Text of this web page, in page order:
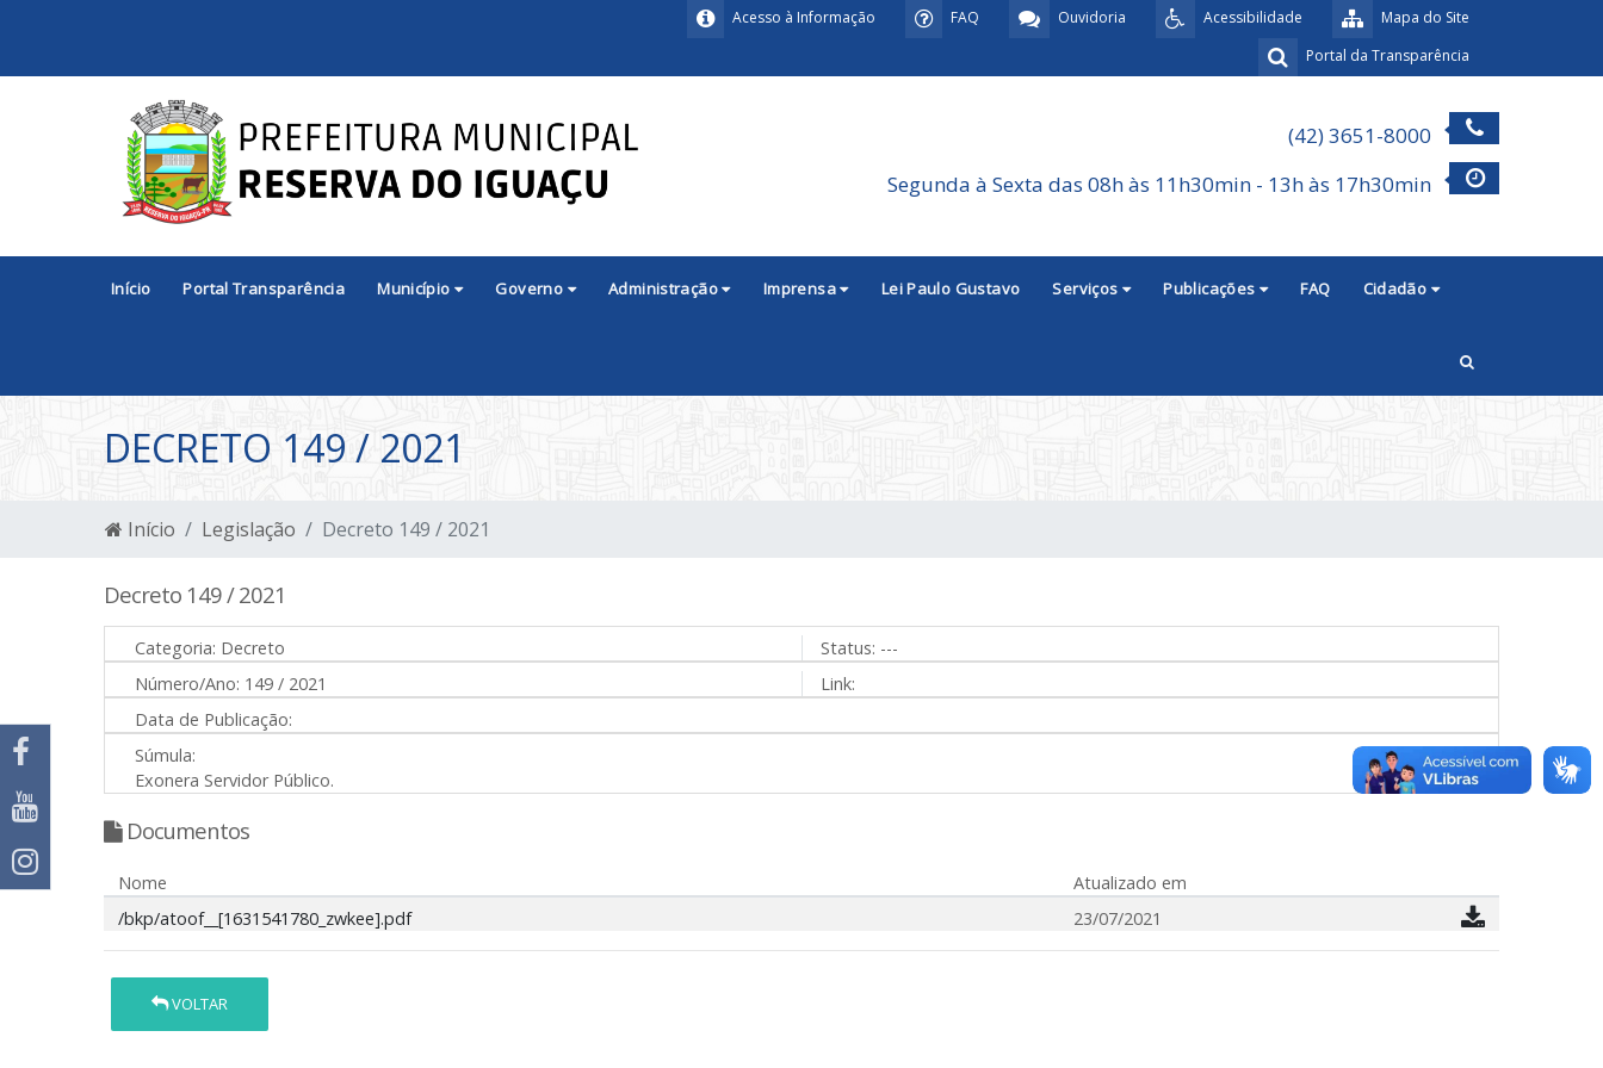
Mapa do Site
Acessibilidade
Ouvidoria
FAQ
Acesso à Informação
Portal da Transparência
(42) 3651-8000
Segunda à Sexta das 08h às 11h30min - 13h às 17h30min
Início Portal Transparência Município Governo Administração Imprensa Lei Paulo Gustavo Serviços Publicações FAQ Cidadão
DECRETO 149 / 2021
Início Legislação Decreto 149 / 2021
Decreto 149 / 2021
Categoria: Decreto Status: ---
Número/Ano: 149 / 2021
Link:
Data de Publicação:
Súmula:
Exonera Servidor Público.
Documentos
Nome
Atualizado em
/bkp/atoof__[1631541780_zwkee].pdf
23/07/2021
VOLTAR